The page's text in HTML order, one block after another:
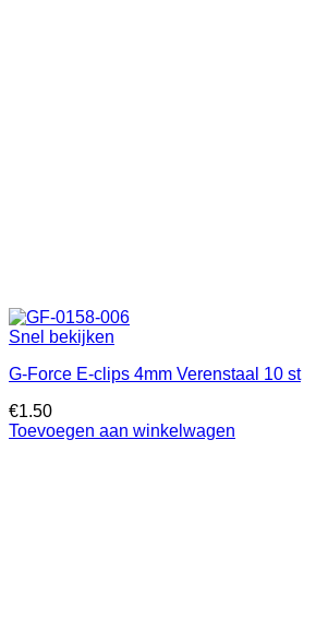
Snel bekijken
G-Force E-clips 4mm Verenstaal 10 st
€1.50
Toevoegen aan winkelwagen